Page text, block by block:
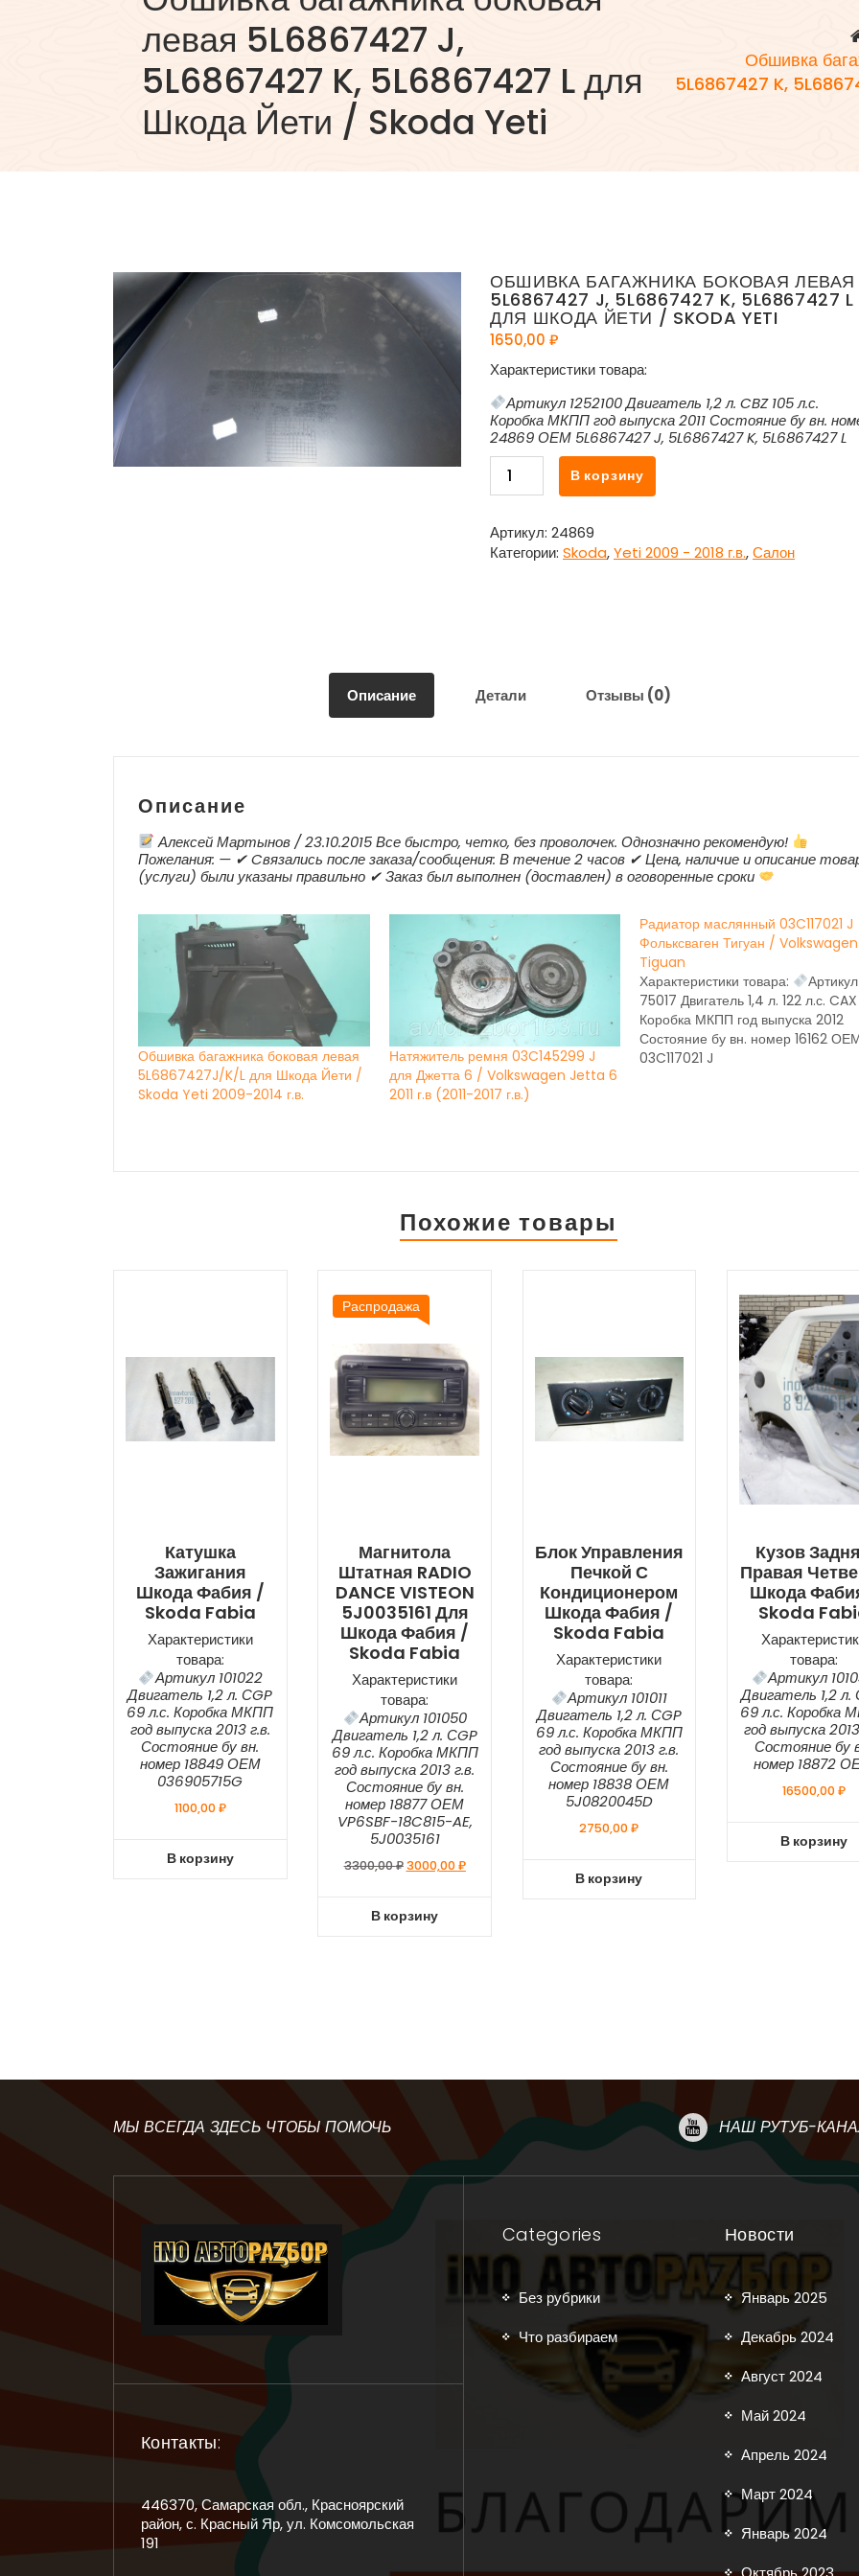
левая 5L6867427 J,
5L6867427 K, 5L6867427 L для
Шкода Йети / Skoda Yeti
Обшивка
5L6867427 K,
ОБШИВКА БАГАЖНИКА БОКОВАЯ ЛЕВАЯ
5L6867427 J, 5L6867427 K, 5L6867427 L
ДЛЯ ШКОДА ЙЕТИ / SKODA YETI
1650,00 ₽
Характеристики товара:
Артикул 1252100 Двигатель 1,2 л. CBZ 105 л.с.
Коробка МКПП год выпуска 2011 Состояние бу вн.
24869 ОЕМ 5L6867427 J, 5L6867427 K, 5L6867427 L
Количество
товара
багажника
боковая
для
В корзину
Артикул: 24869
Категории: Skoda,Yeti 2009 - 2018 г.в.,Салон
Описание Детали Отзывы (0)
Описание
Алексей Мартынов / 23.10.2015 Все быстро, четко, без проволочек. Однозначно рекомендую!
Пожелания: — ✔ Cвязались после заказа/сообщения: В течение 2 часов ✔ Цена, наличие и описание
(услуги) были указаны правильно ✔ Заказ был выполнен (доставлен) в оговоренные сроки
Обшивка багажника боковая левая
5L6867427J/K/L для Шкода Йети /
Skoda Yeti 2009-2014 г.в.
Натяжитель ремня 03C145299 J
для Джетта 6 / Volkswagen Jetta 6
2011 г.в (2011-2017 г.в.)
Радиатор маслянный 03C117021 J
Фольксваген Тигуан / Volkswagen
Tiguan
Характеристики товара:
Артикул
75017 Двигатель 1,4 л. 122 л.с. CAX
Коробка МКПП год выпуска 2012
Состояние бу вн. номер 16162
03C117021 J
Похожие товары
Катушка
Зажигания
Шкода Фабия /
Skoda Fabia
Характеристики
товара:
Артикул 101022
Двигатель 1,2 л. СGP
69 л.с. Коробка МКПП
год выпуска 2013 г.в.
Состояние бу вн.
номер 18849 ОЕМ
036905715G
1100,00₽
В корзину
Распродажа
Магнитола
Штатная RADIO
DANCE VISTEON
5J0035161 Для
Шкода Фабия /
Skoda Fabia
Характеристики
товара:
Артикул 101050
Двигатель 1,2 л. СGP
69 л.с. Коробка МКПП
год выпуска 2013 г.в.
Состояние бу вн.
номер 18877 ОЕМ
VP6SBF-18C815-AE,
5J0035161
3300,00₽Первоначальная
3300,00 ₽.
3000,00₽Текущая
В корзину
Блок Управления
Печкой С
Кондиционером
Шкода Фабия /
Skoda Fabia
Характеристики
товара:
Артикул 101011
Двигатель 1,2 л. СGP
69 л.с. Коробка МКПП
год выпуска 2013 г.в.
Состояние бу вн.
номер 18838 ОЕМ
5J0820045D
2750,00₽
В корзину
Кузов
Правая
Шкода
Skoda
товара:
Артикул
Двигатель 1,2 л.
69 л.с. Коробка
год выпуска
Состояние бу
номер 18872
16500,00₽
В корзину
МЫ ВСЕГДА ЗДЕСЬ ЧТОБЫ ПОМОЧЬ НАШ РУТУБ-
Контакты:
446370, Самарская обл., Красноярский
район, с. Красный Яр, ул. Комсомольская
191
Categories
Без рубрики
Что разбираем
Новости
Январь 2025
Декабрь 2024
Август 2024
Май 2024
Апрель 2024
Март 2024
Январь 2024